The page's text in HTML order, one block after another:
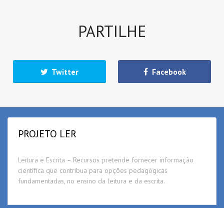
PARTILHE
Twitter Facebook
PROJETO LER
Leitura e Escrita – Recursos pretende fornecer informação
científica que contribua para opções pedagógicas
fundamentadas, no ensino da leitura e da escrita.